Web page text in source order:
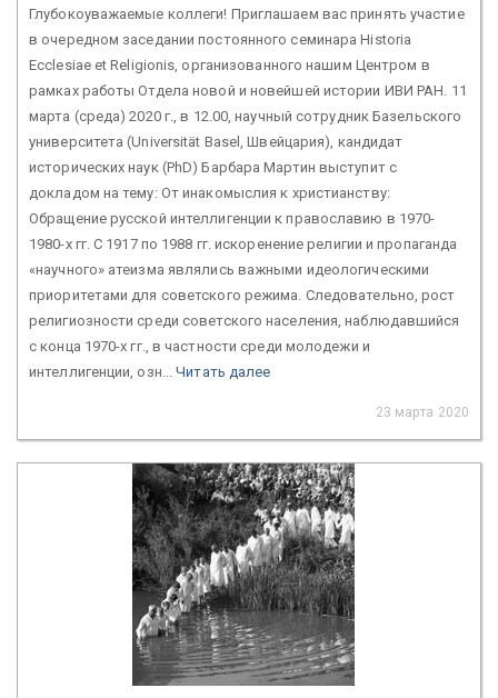
Глубокоуважаемые коллеги! Приглашаем вас принять участие
в очередном заседании постоянного семинара Historia
Ecclesiae et Religionis, организованного нашим Центром в
рамках работы Отдела новой и новейшей истории ИВИ РАН. 11
марта (среда) 2020 г., в 12.00, научный сотрудник Базельского
университета (Universität Basel, Швейцария), кандидат
исторических наук (PhD) Барбара Мартин выступит с
докладом на тему: От инакомыслия к христианству:
Обращение русской интеллигенции к православию в 1970-
1980-х гг. С 1917 по 1988 гг. искоренение религии и пропаганда
«научного» атеизма являлись важными идеологическими
приоритетами для советского режима. Следовательно, рост
религиозности среди советского населения, наблюдавшийся
с конца 1970-х гг., в частности среди молодежи и
интеллигенции, озн...Читать далее
23 марта 2020